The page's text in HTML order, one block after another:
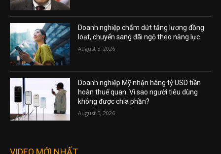
Doanh nghiệp chấm dứt tăng lương đồng
loạt, chuyển sang đãi ngộ theo năng lực
August 5, 2026
Doanh nghiệp Mỹ nhận hàng tỷ USD tiền
hoàn thuế quan: Vì sao người tiêu dùng
không được chia phần?
August 5, 2026
VIDEO MỚI NHẤT